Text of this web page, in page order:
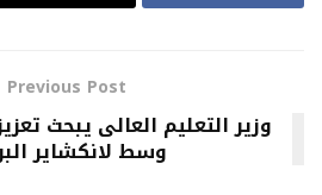
Previous Post
وزير التعليم العالى يبحث
وسط لانكشاير